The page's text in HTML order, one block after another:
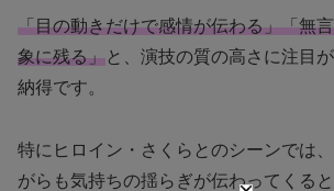
「目の動きだけで感情が伝わる」「無
象に残る」と、演技の質の高さに注目
納得です。
特にヒロイン・さくらとのシーンでは
がらも気持ちの揺らぎが伝わってくる